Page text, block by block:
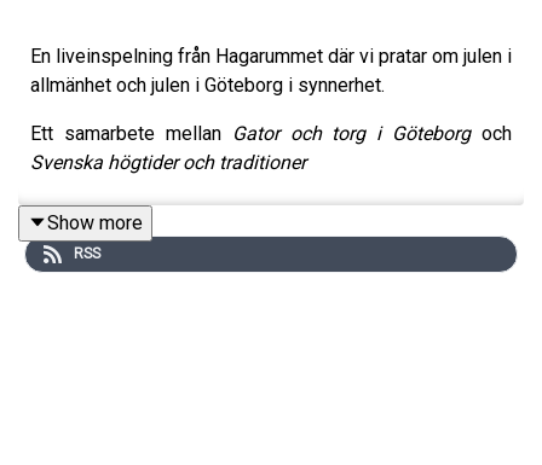
En liveinspelning från Hagarummet där vi pratar om julen i
allmänhet och julen i Göteborg i synnerhet.
Ett samarbete mellan Gator och torg i Göteborg och
Svenska högtider och traditioner
Show more
RSS